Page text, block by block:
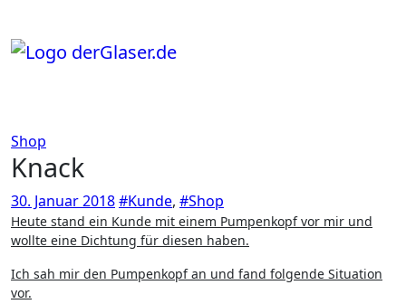
springen
Shop
Knack
30. Januar 2018#Kunde, #Shop
Heute stand ein Kunde mit einem Pumpenkopf vor mir und
wollte eine Dichtung für diesen haben.
Ich sah mir den Pumpenkopf an und fand folgende Situation
vor.